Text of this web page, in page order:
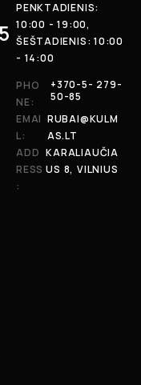
PENKTADIENIS:
10:00 - 19:00,
ŠEŠTADIENIS: 10:00
- 14:00
PHO
NE:
+370-5- 279-
50-85
EMAI
L:
RUBAI@KULM
AS.LT
ADD
RESS
:
KARALIAUČIA
US 8, VILNIUS